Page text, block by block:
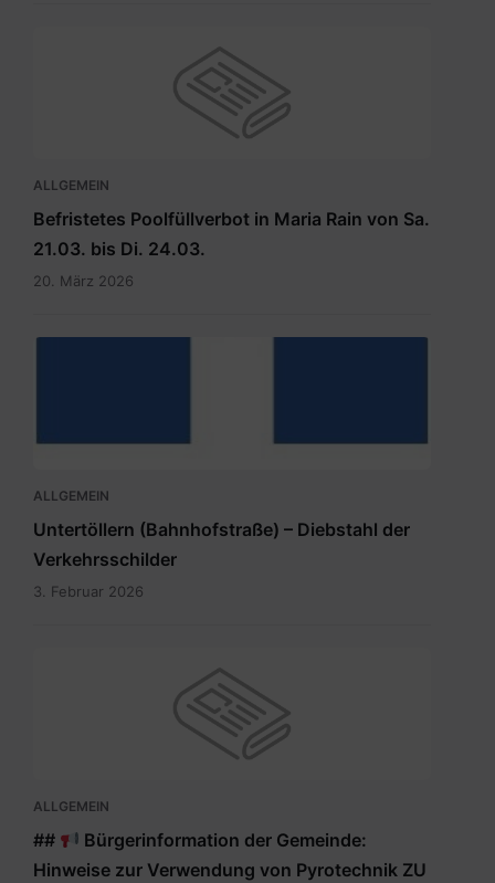
ALLGEMEIN
Befristetes Poolfüllverbot in Maria Rain von Sa.
21.03. bis Di. 24.03.
20. März 2026
ALLGEMEIN
Untertöllern (Bahnhofstraße) – Diebstahl der
Verkehrsschilder
3. Februar 2026
ALLGEMEIN
##
Bürgerinformation der Gemeinde:
Hinweise zur Verwendung von Pyrotechnik ZU